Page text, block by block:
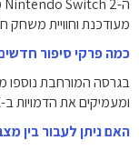
מעודכנת וחוויית משחק
כמה פרקי סיפור
בגרסה המורחבת נוספו
ומעמיקים את הדמויות ב-Xenoblade Chronicles X.
האם ניתן לעבור בין